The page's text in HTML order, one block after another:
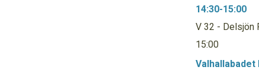
14:30-15:00
V 32 - Delsjön
15:00
Valhallabadet